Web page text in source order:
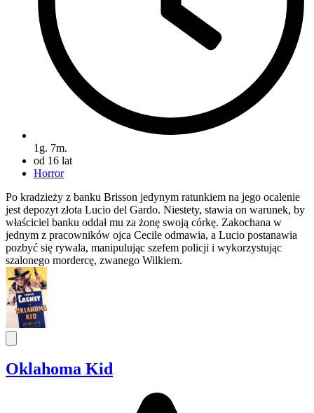
1g. 7m.
od 16 lat
Horror
Po kradzieży z banku Brisson jedynym ratunkiem na jego ocalenie
jest depozyt złota Lucio del Gardo. Niestety, stawia on warunek, by
właściciel banku oddał mu za żonę swoją córkę. Zakochana w
jednym z pracowników ojca Cecile odmawia, a Lucio postanawia
pozbyć się rywala, manipulując szefem policji i wykorzystując
szalonego mordercę, zwanego Wilkiem.
Oklahoma Kid